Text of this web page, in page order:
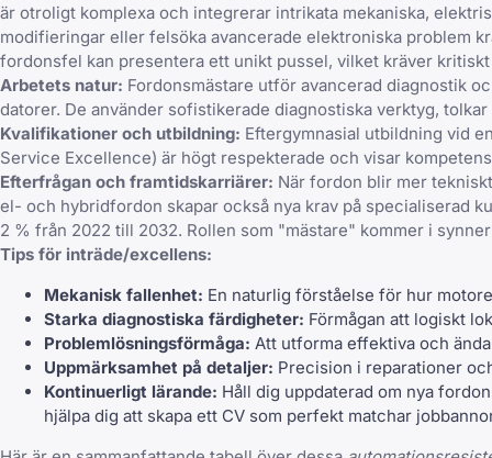
är otroligt komplexa och integrerar intrikata mekaniska,
modifieringar eller felsöka avancerade elektroniska problem
fordonsfel kan presentera ett unikt pussel, vilket kräver
Arbetets natur: Fordonsmästare utför avancerad diagnostik
datorer. De använder sofistikerade diagnostiska verktyg,
Kvalifikationer och utbildning: Eftergymnasial utbildning vid
Service Excellence) är högt respekterade och visar
Efterfrågan och framtidskarriärer: När fordon blir mer
el- och hybridfordon skapar också nya krav på specialiserad
2 % från 2022 till 2032. Rollen som "mästare" kommer i
Tips för inträde/excellens:
Mekanisk fallenhet: En naturlig förståelse för hur
Starka diagnostiska färdigheter: Förmågan att logiskt
Problemlösningsförmåga: Att utforma effektiva och
Uppmärksamhet på detaljer: Precision i reparationer
Kontinuerligt lärande: Håll dig uppdaterad om nya
hjälpa dig att skapa ett CV som perfekt matchar